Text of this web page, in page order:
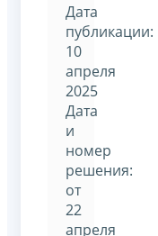
Дата
публикации:
10
апреля
2025
Дата
и
номер
решения:
от
22
апреля